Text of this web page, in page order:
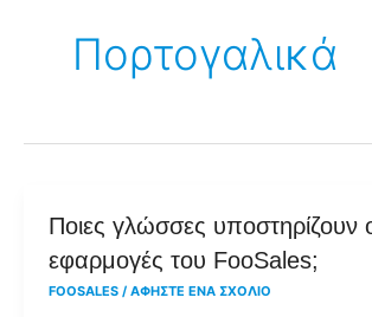
Πορτογαλικά
Ποιες γλώσσες υποστηρίζουν
εφαρμογές του FooSales;
FOOSALES / ΑΦΉΣΤΕ ΈΝΑ ΣΧΌΛΙΟ
Ποιες
γλώσσες
υποστηρίζουν